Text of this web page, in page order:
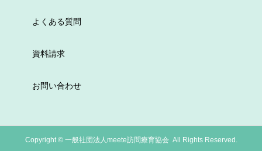
よくある質問
資料請求
お問い合わせ
Copyright ©一般社団法人meete訪問療育協会 All Rights Reserved.